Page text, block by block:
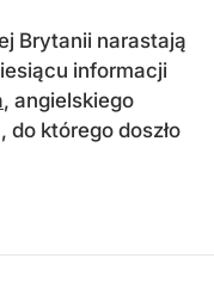
Brytanii narastają
informacji
, angielskiego
którego doszło